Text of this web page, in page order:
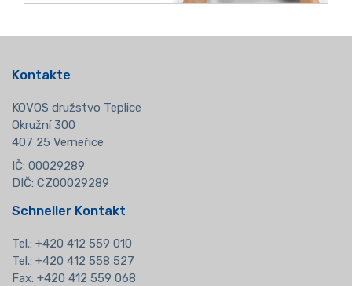
Kontakte
KOVOS družstvo Teplice
Okružní 300
407 25 Verneřice
IČ: 00029289
DIČ: CZ00029289
Schneller Kontakt
Tel.: +420 412 559 010
Tel.: +420 412 558 527
Fax: +420 412 559 068